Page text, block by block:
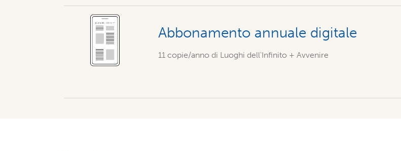
Abbonamento annuale digitale
11 copie/anno di Luoghi dell'Infinito + Avvenire